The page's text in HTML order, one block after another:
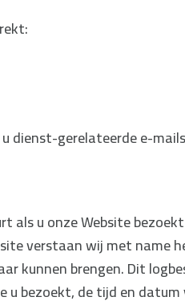
dienst-gerelateerde e-
als u onze Website
verstaan wij met name
kunnen brengen. Dit
u bezoekt, de tijd en